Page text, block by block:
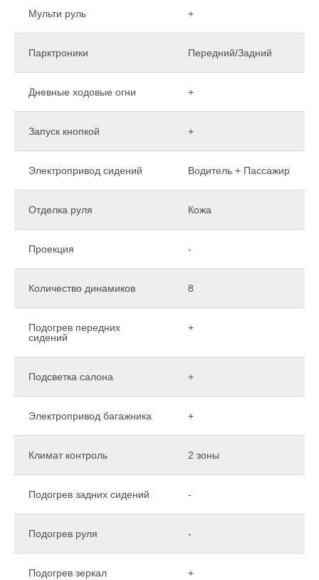
Мульти руль +
Парктроники Передний/Задний
Дневные ходовые огни +
Запуск кнопкой +
Электропривод сидений Водитель + Пассажир
Отделка руля Кожа
Проекция -
Количество динамиков 8
Подогрев передних
сидений
+
Подсветка салона +
Электропривод багажника +
Климат контроль 2 зоны
Подогрев задних сидений -
Подогрев руля -
Подогрев зеркал +